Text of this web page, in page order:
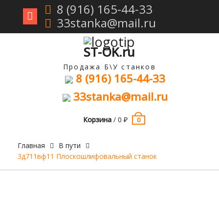
Перейти
8 (916) 165-44-33
33stanka@mail.ru
ST-OK.ru
Продажа Б\У станков
8 (916) 165-44-33
33stanka@mail.ru
Корзина/ 0 ₽ 0
Главная
В пути
3д711вф11 Плоскошлифовальный станок